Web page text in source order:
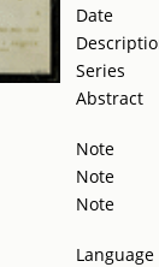
Date
Series
Abstract
Note
Note
Note
Language